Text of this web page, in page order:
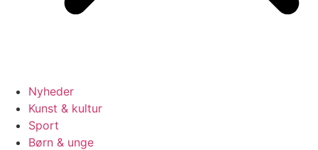
Nyheder
Kunst & kultur
Sport
Børn & unge